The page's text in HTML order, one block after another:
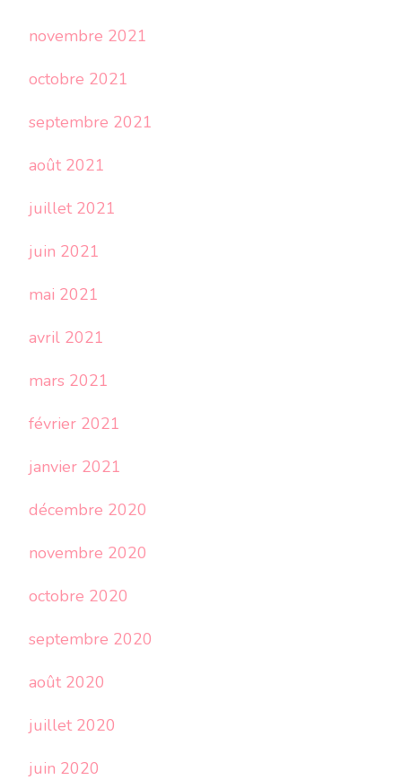
novembre 2021
octobre 2021
septembre 2021
août 2021
juillet 2021
juin 2021
mai 2021
avril 2021
mars 2021
février 2021
janvier 2021
décembre 2020
novembre 2020
octobre 2020
septembre 2020
août 2020
juillet 2020
juin 2020